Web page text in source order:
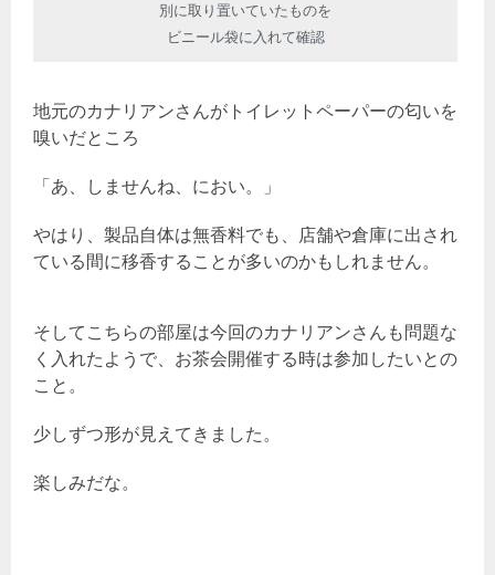
別に取り置いていたものを
ビニール袋に入れて確認
地元のカナリアンさんがトイレットペーパーの匂いを
嗅いだところ
「あ、しませんね、におい。」
やはり、製品自体は無香料でも、店舗や倉庫に出され
ている間に移香することが多いのかもしれません。
そしてこちらの部屋は今回のカナリアンさんも問題な
く入れたようで、お茶会開催する時は参加したいとの
こと。
少しずつ形が見えてきました。
楽しみだな。